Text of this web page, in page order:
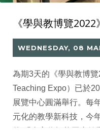
《學與教博覽
WEDNESDAY, 08
為期3天的《學與教博
Teaching Expo）已於
展覽中心圓滿舉行。每
元化的教學新科技，今